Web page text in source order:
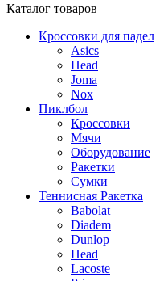
Каталог товаров
Кроссовки для падел
Asics
Head
Joma
Nox
Пиклбол
Кроссовки
Мячи
Оборудование
Ракетки
Сумки
Теннисная Ракетка
Babolat
Diadem
Dunlop
Head
Lacoste